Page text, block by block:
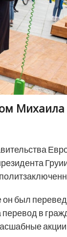
был
перевод в
акции